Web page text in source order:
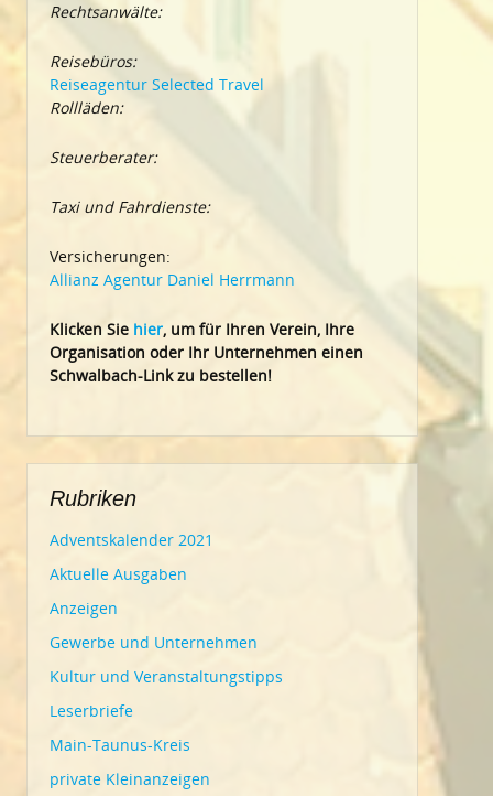
Rechtsanwälte:
Reisebüros:
Reiseagentur Selected Travel
Rollläden:
Steuerberater:
Taxi und Fahrdienste:
Versicherungen:
Allianz Agentur Daniel Herrmann
Klicken Sie hier, um für Ihren Verein, Ihre
Organisation oder Ihr Unternehmen einen
Schwalbach-Link zu bestellen!
Rubriken
Adventskalender 2021
Aktuelle Ausgaben
Anzeigen
Gewerbe und Unternehmen
Kultur und Veranstaltungstipps
Leserbriefe
Main-Taunus-Kreis
private Kleinanzeigen